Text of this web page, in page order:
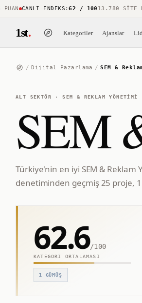
CANLI ENDEKS:62 / 10013.780 SITE
1st. Kategoriler Ajanslar
/ Dijital Pazarlama / SEM &
ALT SEKTÖR ·SEM & REKLAM YÖNETIMI
SEM
Türkiye'nin en iyi SEM &
denetiminden geçmiş 25 proje,
62.6/100
KATEGORI ORTALAMASI
1 GÜMÜŞ